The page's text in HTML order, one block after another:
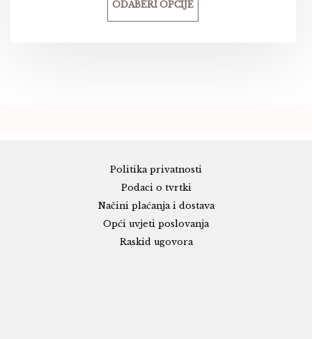
ODABERI OPCIJE
Politika privatnosti
Podaci o tvrtki
Načini plaćanja i dostava
Opći uvjeti poslovanja
Raskid ugovora